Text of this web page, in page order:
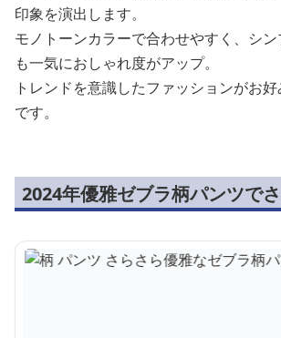
印象を演出します。
モノトーンカラーで合わせやすく、シ
も一気におしゃれ度がアップ。
トレンドを意識したファッションがお
です。
2024年優雅ゼブラ柄パンツで